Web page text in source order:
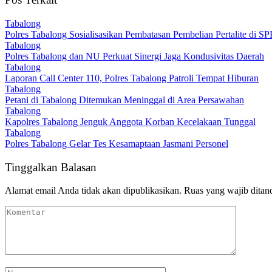
Tabalong
Polres Tabalong Sosialisasikan Pembatasan Pembelian Pertalite di
Tabalong
Polres Tabalong dan NU Perkuat Sinergi Jaga Kondusivitas Daerah
Tabalong
Laporan Call Center 110, Polres Tabalong Patroli Tempat Hiburan
Tabalong
Petani di Tabalong Ditemukan Meninggal di Area Persawahan
Tabalong
Kapolres Tabalong Jenguk Anggota Korban Kecelakaan Tunggal
Tabalong
Polres Tabalong Gelar Tes Kesamaptaan Jasmani Personel
Tinggalkan Balasan
Alamat email Anda tidak akan dipublikasikan. Ruas yang wajib